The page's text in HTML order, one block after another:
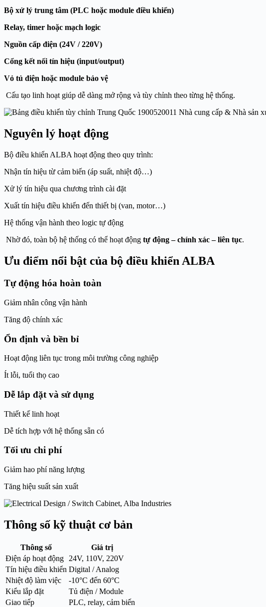
Bộ xử lý trung tâm (PLC hoặc module điều khiển)
Relay, timer hoặc mạch logic
Nguồn cấp điện (24V / 220V)
Cổng kết nối tín hiệu (input/output)
Vỏ tủ điện hoặc module bảo vệ
Cấu tạo linh hoạt giúp dễ dàng mở rộng và tùy chỉnh theo từng hệ thống.
Nguyên lý hoạt động
Bộ điều khiển ALBA hoạt động theo quy trình:
Nhận tín hiệu từ cảm biến (áp suất, nhiệt độ…)
Xử lý tín hiệu qua chương trình cài đặt
Xuất tín hiệu điều khiển đến thiết bị (van, motor…)
Hệ thống vận hành theo logic tự động
Nhờ đó, toàn bộ hệ thống có thể hoạt động tự động – chính xác – liên tục.
Ưu điểm nổi bật của bộ điều khiển ALBA
Tự động hóa hoàn toàn
Giảm nhân công vận hành
Tăng độ chính xác
Ổn định và bền bỉ
Hoạt động liên tục trong môi trường công nghiệp
Ít lỗi, tuổi thọ cao
Dễ lắp đặt và sử dụng
Thiết kế linh hoạt
Dễ tích hợp với hệ thống sẵn có
Tối ưu chi phí
Giảm hao phí năng lượng
Tăng hiệu suất sản xuất
Thông số kỹ thuật cơ bản
Thông số
Giá trị
Điện áp hoạt động
24V, 110V, 220V
Tín hiệu điều khiển Digital / Analog
Nhiệt độ làm việc
-10°C đến 60°C
Kiểu lắp đặt
Tủ điện / Module
Giao tiếp
PLC, relay, cảm biến